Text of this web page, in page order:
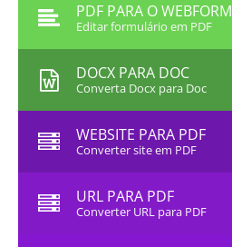
PDF PARA O WEBFORM
Editar formulário em PDF
DOCX PARA DOC
Converta Docx para Doc
WEBSITE PARA PDF
Converter site em PDF
URL PARA PDF
Converter URL para PDF